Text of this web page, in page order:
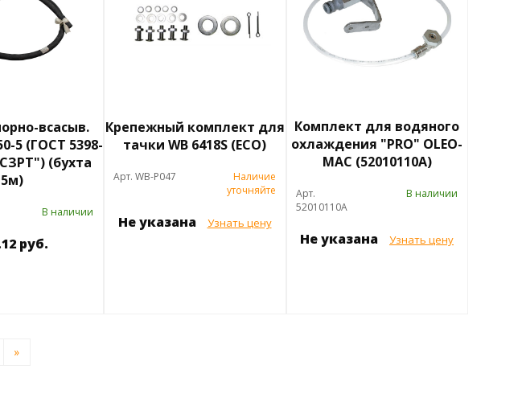
всасыв.
5 (ГОСТ 5398-
(бухта
5м)
В наличии
руб.
Крепежный комплект для
тачки WB 6418S (ECO)
Арт. WB-P047
Наличие
уточняйте
Не указана Узнать цену
Комплект для водяного
охлаждения "PRO" OLEO-
MAC (52010110A)
Арт.
52010110A
В наличии
Не указана Узнать цену
»